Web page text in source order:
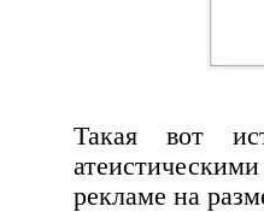
Такая вот
рекламе на